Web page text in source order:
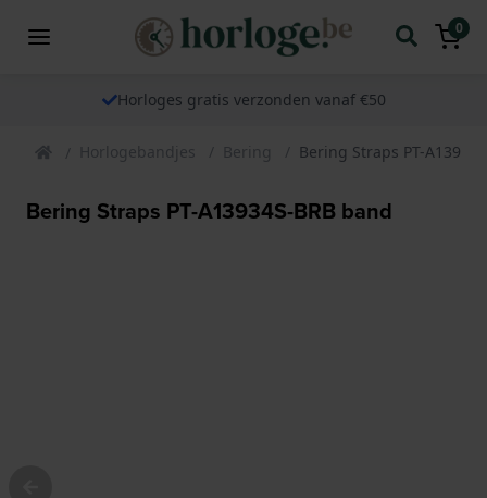
0
Horloges gratis verzonden vanaf €50
Horlogebandjes Bering Bering Straps PT-
Bering Straps PT-A13934S-BRB band